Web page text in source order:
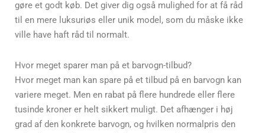
gøre et godt køb. Det giver dig også mulighed for at få råd
til en mere luksuriøs eller unik model, som du måske ikke
ville have haft råd til normalt.
Hvor meget sparer man på et barvogn-tilbud?
Hvor meget man kan spare på et tilbud på en barvogn kan
variere meget. Men en rabat på flere hundrede eller flere
tusinde kroner er helt sikkert muligt. Det afhænger i høj
grad af den konkrete barvogn, og hvilken normalpris den